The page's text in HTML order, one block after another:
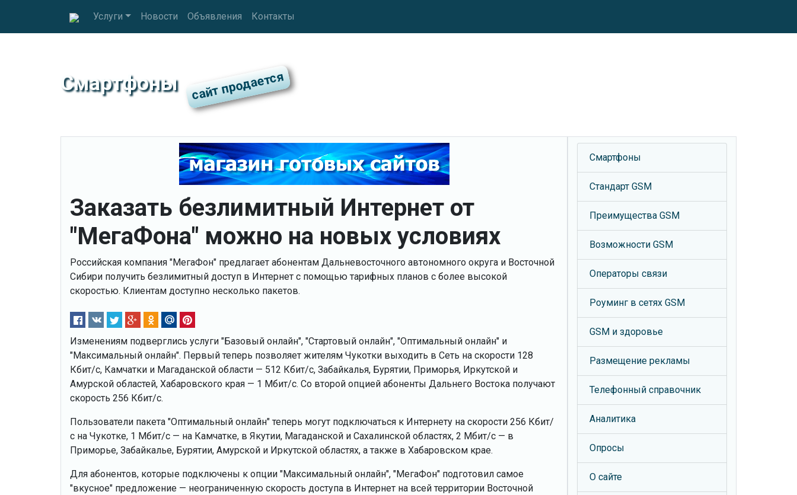
Услуги Новости Объявления Контакты
Смартфоны
Заказать безлимитный Интернет от
"МегаФона" можно на новых условиях
Российская компания "МегаФон" предлагает абонентам Дальневосточного автономного округа и Восточной
Сибири получить безлимитный доступ в Интернет с помощью тарифных планов с более высокой
скоростью. Клиентам доступно несколько пакетов.
Изменениям подверглись услуги "Базовый онлайн", "Стартовый онлайн", "Оптимальный онлайн" и
"Максимальный онлайн". Первый теперь позволяет жителям Чукотки выходить в Сеть на скорости 128
Кбит/с, Камчатки и Магаданской области — 512 Кбит/с, Забайкалья, Бурятии, Приморья, Иркутской и
Амурской областей, Хабаровского края — 1 Мбит/с. Со второй опцией абоненты Дальнего Востока получают
скорость 256 Кбит/с.
Пользователи пакета "Оптимальный онлайн" теперь могут подключаться к Интернету на скорости 256 Кбит/
с на Чукотке, 1 Мбит/с — на Камчатке, в Якутии, Магаданской и Сахалинской областях, 2 Мбит/с — в
Приморье, Забайкалье, Бурятии, Амурской и Иркутской областях, а также в Хабаровском крае.
Для абонентов, которые подключены к опции "Максимальный онлайн", "МегаФон" подготовил самое
"вкусное" предложение — неограниченную скорость доступа в Интернет на всей территории Восточной
Смартфоны
Стандарт GSM
Преимущества GSM
Возможности GSM
Операторы связи
Роуминг в сетях GSM
GSM и здоровье
Размещение рекламы
Телефонный справочник
Аналитика
Опросы
О сайте